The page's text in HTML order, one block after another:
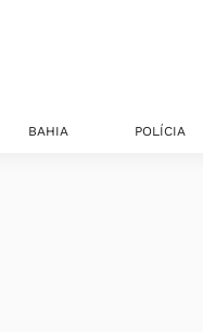
BAHIA POLÍCIA